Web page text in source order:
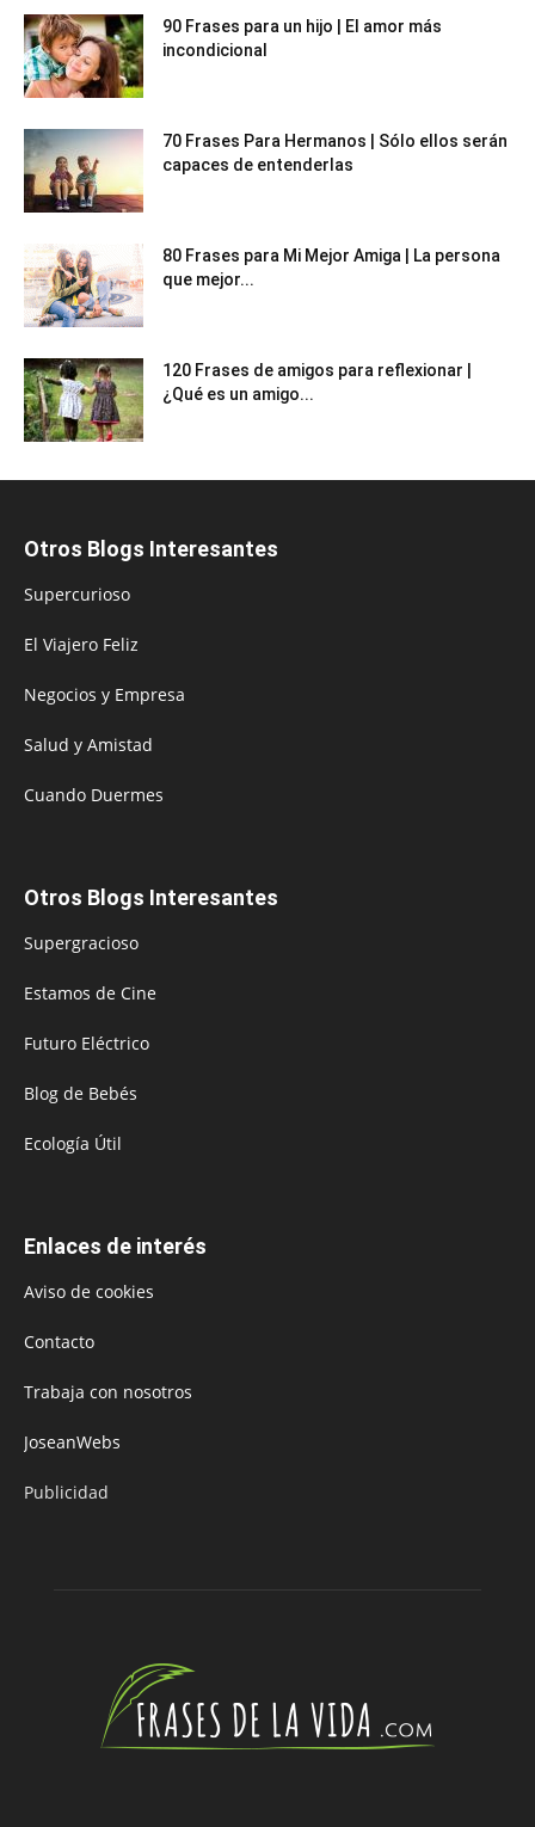
90 Frases para un hijo | El amor más
incondicional
70 Frases Para Hermanos | Sólo ellos serán
capaces de entenderlas
80 Frases para Mi Mejor Amiga | La persona
que mejor...
120 Frases de amigos para reflexionar |
¿Qué es un amigo...
Otros Blogs Interesantes
Supercurioso
El Viajero Feliz
Negocios y Empresa
Salud y Amistad
Cuando Duermes
Otros Blogs Interesantes
Supergracioso
Estamos de Cine
Futuro Eléctrico
Blog de Bebés
Ecología Útil
Enlaces de interés
Aviso de cookies
Contacto
Trabaja con nosotros
JoseanWebs
Publicidad